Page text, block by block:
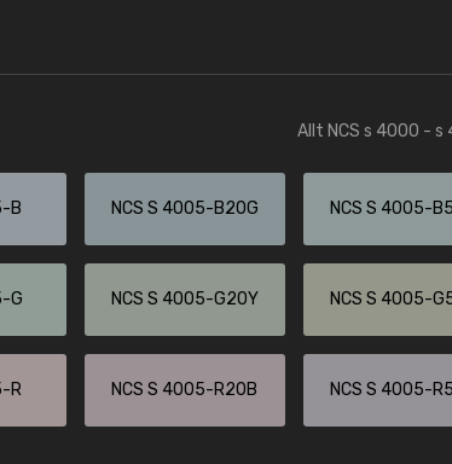
Allt NCS s 4000 - s
B NCS S 4005-B20G NCS S 4005-
G NCS S 4005-G20Y NCS S 4005-
R NCS S 4005-R20B NCS S 4005-